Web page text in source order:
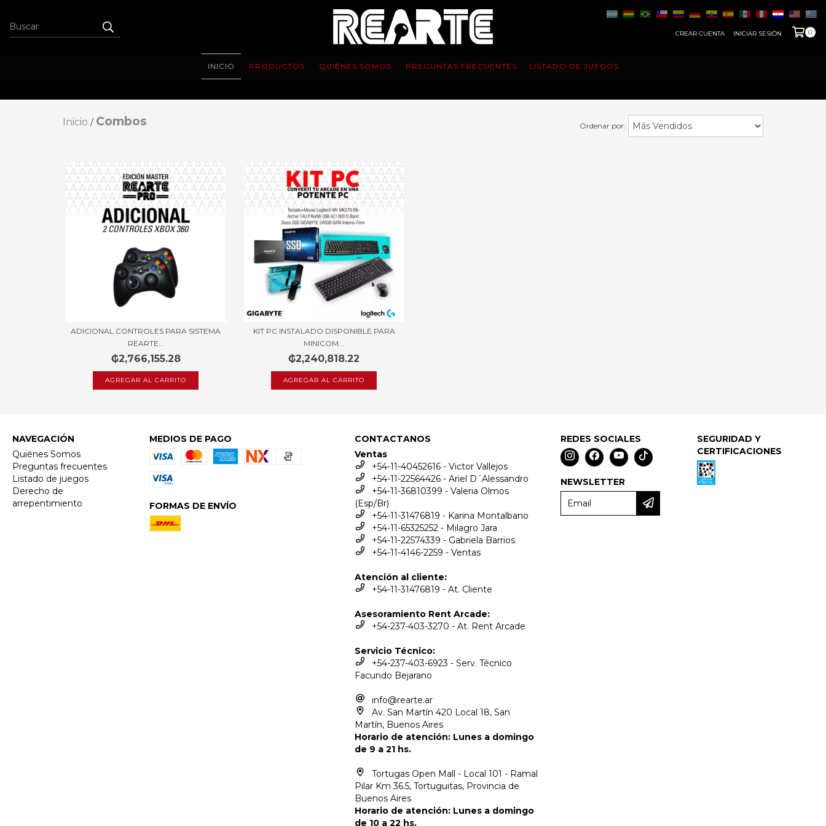
CREAR CUENTA INICIAR SESIÓN 0
INICIO PRODUCTOS QUIÉNES SOMOS PREGUNTAS FRECUENTES LISTADO DE JUEGOS
Inicio / Combos Ordenar por:
ADICIONAL CONTROLES PARA SISTEMA
REARTE...
₲2,766,155.28
KIT PC INSTALADO DISPONIBLE PARA
MINICOM...
₲2,240,818.22
NAVEGACIÓN
Quiénes Somos
Preguntas frecuentes
Listado de juegos
Derecho de
arrepentimiento
MEDIOS DE PAGO
FORMAS DE ENVÍO
CONTACTANOS
Ventas
+54-11-40452616 - Victor Vallejos
+54-11-22564426 - Ariel D´Alessandro
+54-11-36810399 - Valeria Olmos
(Esp/Br)
+54-11-31476819 - Karina Montalbano
+54-11-65325252 - Milagro Jara
+54-11-22574339 - Gabriela Barrios
+54-11-4146-2259 - Ventas
Atención al cliente:
+54-11-31476819 - At. Cliente
Asesoramiento Rent Arcade:
+54-237-403-3270 - At. Rent Arcade
Servicio Técnico:
+54-237-403-6923 - Serv. Técnico
Facundo Bejarano
info@rearte.ar
Av. San Martín 420 Local 18, San
Martín, Buenos Aires
Horario de atención: Lunes a domingo
de 9 a 21 hs.
Tortugas Open Mall - Local 101 - Ramal
Pilar Km 36.5, Tortuguitas, Provincia de
Buenos Aires
Horario de atención: Lunes a domingo
de 10 a 22 hs.
REDES SOCIALES
NEWSLETTER
SEGURIDAD Y
CERTIFICACIONES